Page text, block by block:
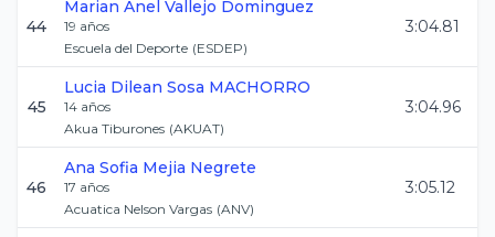
44
Marian Anel Vallejo Dominguez
19 años
Escuela del Deporte (ESDEP)
3:04.81
45
Lucia Dilean Sosa MACHORRO
14 años
Akua Tiburones (AKUAT)
3:04.96
46
Ana Sofia Mejia Negrete
17 años
Acuatica Nelson Vargas (ANV)
3:05.12